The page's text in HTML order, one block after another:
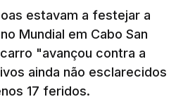
estavam a festejar a
Mundial em Cabo San
"avançou contra a
ainda não esclarecidos
17 feridos.